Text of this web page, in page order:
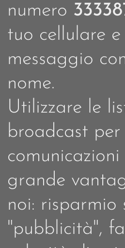
numero
tuo cellulare
messaggio
nome.
Utilizzare le
broadcast per
comunicazioni
grande
noi: risparmio
"pubblicità",